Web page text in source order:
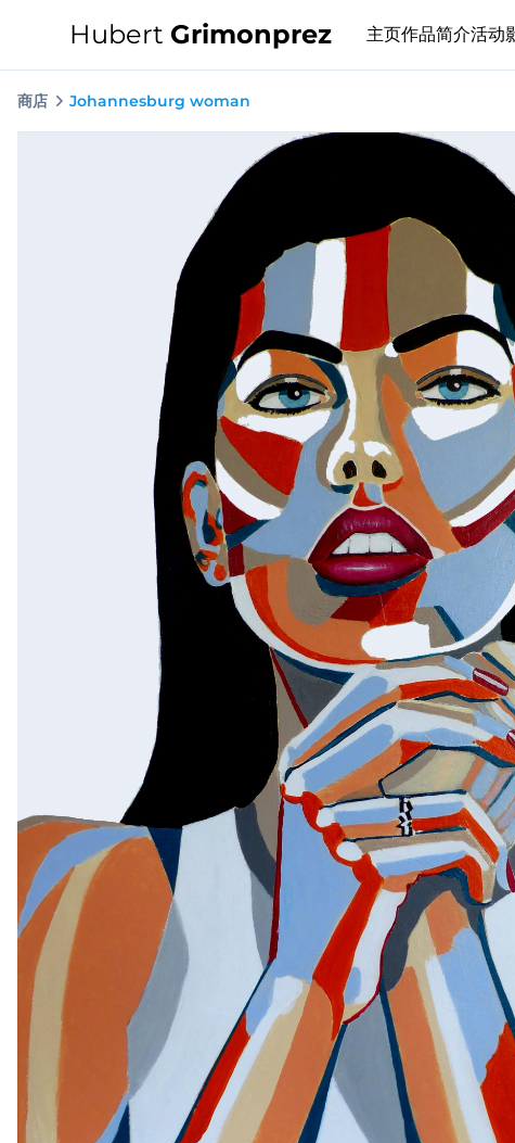
Hubert Grimonprez 主页作品简介活动
商店 Johannesburg woman